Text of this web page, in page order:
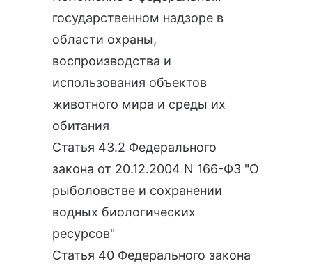
государственном надзоре в
области охраны,
воспроизводства и
использования объектов
животного мира и среды их
обитания
Статья 43.2 Федерального
закона от 20.12.2004 N 166-ФЗ "О
рыболовстве и сохранении
водных биологических
ресурсов"
Статья 40 Федерального закона